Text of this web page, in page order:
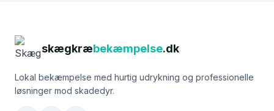
skægkræbekæmpelse.dk
Lokal bekæmpelse med hurtig udrykning og professionelle
løsninger mod skadedyr.